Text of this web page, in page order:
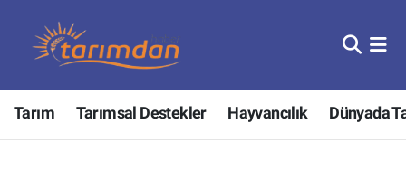
Tarım Tarımsal Destekler Hayvancılık Dünyada
Tarım
Hayvancılık
Nöbetçi Eczaneler
Hava Durumu